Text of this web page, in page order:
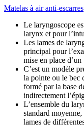
Matelas à air anti-escarres
Le laryngoscope
larynx et pour
Les lames de
principal pour
mise en place
C’est un modèle
la pointe ou le bec
formé par la base
indirectement
L’ensemble du
standard
lames de